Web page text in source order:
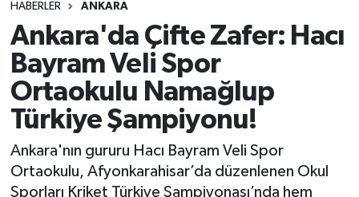
HABERLER ANKARA
Ankara'da Çifte Zafer: Hacı
Bayram Veli Spor
Ortaokulu Namağlup
Türkiye Şampiyonu!
Ankara'nın gururu Hacı Bayram Veli Spor
Ortaokulu, Afyonkarahisar’da düzenlenen Okul
Sporları Kriket Türkiye Şampiyonası’nda hem
Biyografi
Çevre
Diğer
Dünya
Eğitim
Ankara Trafik Yoğunluk Haritası
Süper Lig Puan Durumu ve Fikstür
Tüm Manşetler
Son Dakika Haberleri
Haber Arşivi